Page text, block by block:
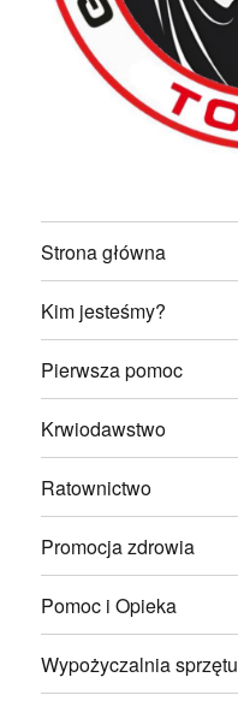
Strona główna
Kim jesteśmy?
Pierwsza pomoc
Krwiodawstwo
Ratownictwo
Promocja zdrowia
Pomoc i Opieka
Wypożyczalnia sprzętu